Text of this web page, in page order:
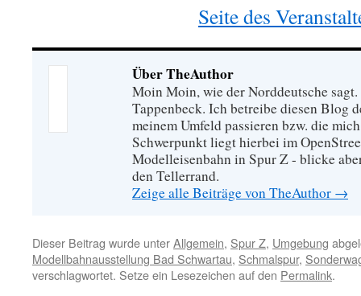
Seite des
Über TheAuthor
Moin Moin, wie der Norddeutsche
Tappenbeck. Ich betreibe diesen Blog
meinem Umfeld passieren bzw. die
Schwerpunkt liegt hierbei im
Modelleisenbahn in Spur Z - blicke
den Tellerrand.
Zeige alle Beiträge von TheAuthor →
Dieser Beitrag wurde unterAllgemein, Spur Z, Umgebung
Modellbahnausstellung Bad Schwartau, Schmalspur,
verschlagwortet. Setze ein Lesezeichen auf den Permalink.